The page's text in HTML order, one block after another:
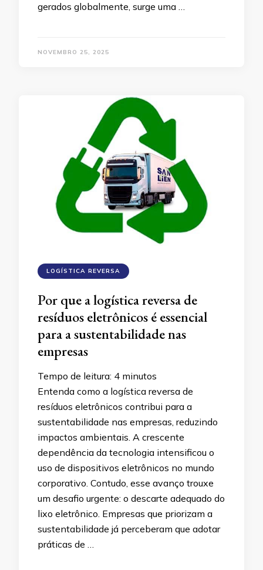
gerados globalmente, surge uma …
NOVEMBRO 25, 2025
LOGÍSTICA REVERSA
Por que a logística reversa de
resíduos eletrônicos é essencial
para a sustentabilidade nas
empresas
Tempo de leitura: 4 minutos
Entenda como a logística reversa de
resíduos eletrônicos contribui para a
sustentabilidade nas empresas, reduzindo
impactos ambientais. A crescente
dependência da tecnologia intensificou o
uso de dispositivos eletrônicos no mundo
corporativo. Contudo, esse avanço trouxe
um desafio urgente: o descarte adequado do
lixo eletrônico. Empresas que priorizam a
sustentabilidade já perceberam que adotar
práticas de …